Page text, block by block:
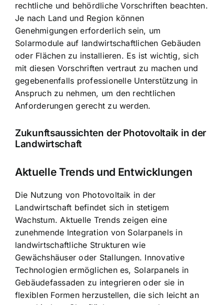
rechtliche und behördliche Vorschriften beachten.
Je nach Land und Region können
Genehmigungen erforderlich sein, um
Solarmodule auf landwirtschaftlichen Gebäuden
oder Flächen zu installieren. Es ist wichtig, sich
mit diesen Vorschriften vertraut zu machen und
gegebenenfalls professionelle Unterstützung in
Anspruch zu nehmen, um den rechtlichen
Anforderungen gerecht zu werden.
Zukunftsaussichten der Photovoltaik in der
Landwirtschaft
Aktuelle Trends und Entwicklungen
Die Nutzung von Photovoltaik in der
Landwirtschaft befindet sich in stetigem
Wachstum. Aktuelle Trends zeigen eine
zunehmende Integration von Solarpanels in
landwirtschaftliche Strukturen wie
Gewächshäuser oder Stallungen. Innovative
Technologien ermöglichen es, Solarpanels in
Gebäudefassaden zu integrieren oder sie in
flexiblen Formen herzustellen, die sich leicht an